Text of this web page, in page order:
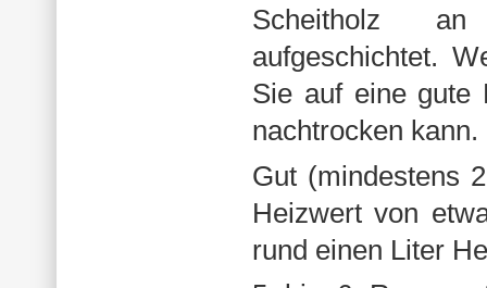
Scheitholz
aufgeschichtet.
Sie auf eine gute
nachtrocken kann.
Gut (mindestens
Heizwert von
rund einen Liter